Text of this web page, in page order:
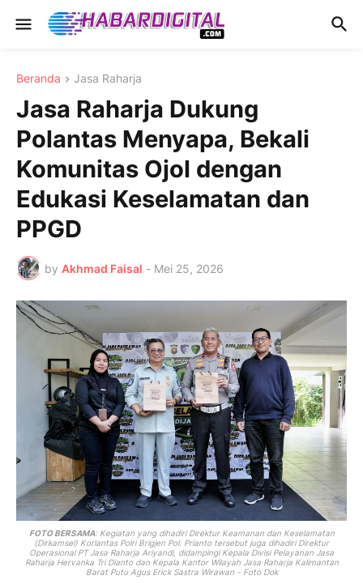
Beranda Jasa Raharja
Jasa Raharja Dukung
Polantas Menyapa, Bekali
Komunitas Ojol dengan
Edukasi Keselamatan dan
PPGD
by Akhmad Faisal - Mei 25, 2026
FOTO BERSAMA: Kegiatan yang dihadiri Direktur Keamanan dan Keselamatan
(Dirkamsel) Korlantas Polri Brigjen Pol. Prianto tersebut juga dihadiri Direktur
Operasional PT Jasa Raharja Ariyandi, didampingi Kepala Divisi Pelayanan Jasa
Raharja Hervanka Tri Dianto dan Kepala Kantor Wilayah Jasa Raharja Kalimantan
Barat Putu Agus Erick Sastra Wirawan - Foto Dok